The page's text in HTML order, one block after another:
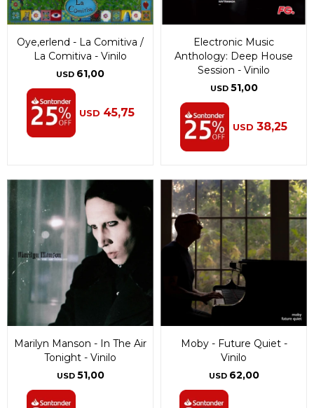
Oye,erlend - La Comitiva /
La Comitiva - Vinilo
USD 61,00
USD 45,75
Electronic Music
Anthology: Deep House
Session - Vinilo
USD 51,00
USD 38,25
Marilyn Manson - In The Air
Tonight - Vinilo
USD 51,00
Moby - Future Quiet -
Vinilo
USD 62,00